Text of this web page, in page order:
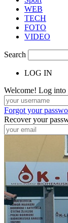
WEB
TECH
FOTO
VIDEO
Search
LOG IN
Welcome! Log into
Forgot your
Recover your